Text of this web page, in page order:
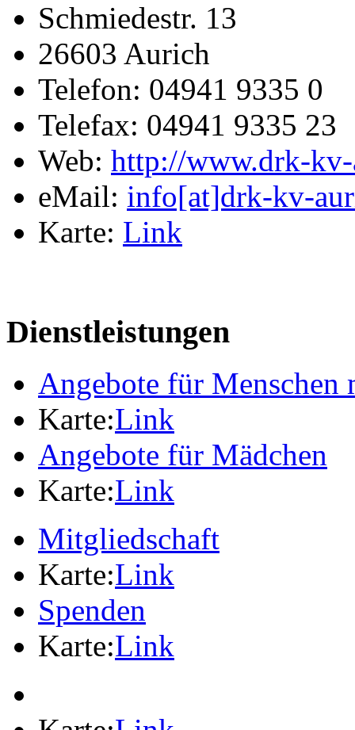
Schmiedestr. 13
26603 Aurich
Telefon: 04941 9335 0
Telefax: 04941 9335 23
Web: http://www.drk-
eMail: info[at]drk-kv-
Karte: Link
Dienstleistungen
Angebote für Menschen
Karte:Link
Angebote für Mädchen
Karte:Link
Mitgliedschaft
Karte:Link
Spenden
Karte:Link